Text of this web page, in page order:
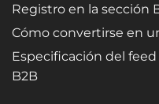
Registro en la sección
Cómo convertirse en
Especificación del
B2B